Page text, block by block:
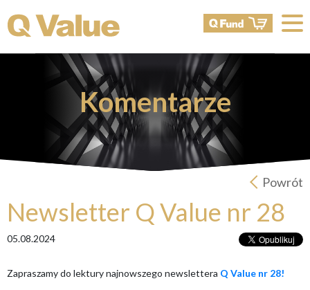
Komentarze
Powrót
Newsletter Q Value nr 28
05.08.2024
Zapraszamy do lektury najnowszego newslettera Q Value nr 28!